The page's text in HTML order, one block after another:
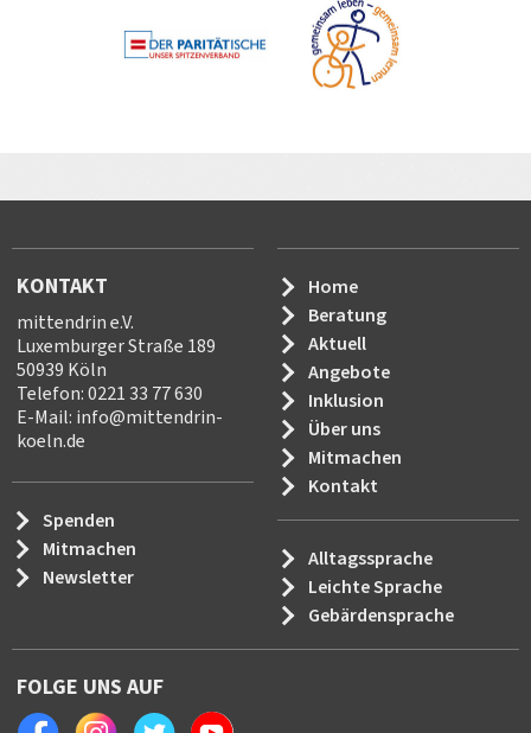
KONTAKT
mittendrin e.V.
Luxemburger Straße 189
50939 Köln
Telefon: 0221 33 77 630
E-Mail: info@mittendrin-
koeln.de
Spenden
Mitmachen
Newsletter
Home
Beratung
Aktuell
Angebote
Inklusion
Über uns
Mitmachen
Kontakt
Alltagssprache
Leichte Sprache
Gebärdensprache
FOLGE UNS AUF